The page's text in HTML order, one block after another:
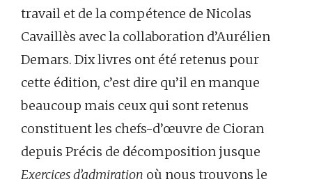
travail et de la compétence de Nicolas
Cavaillès avec la collaboration d’Aurélien
Demars. Dix livres ont été retenus pour
cette édition, c’est dire qu’il en manque
beaucoup mais ceux qui sont retenus
constituent les chefs-d’œuvre de Cioran
depuis Précis de décomposition jusque
Exercices d’admiration où nous trouvons le